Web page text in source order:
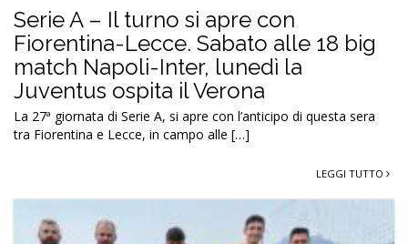
Serie A – Il turno si apre con
Fiorentina-Lecce. Sabato alle 18 big
match Napoli-Inter, lunedì la
Juventus ospita il Verona
La 27ª giornata di Serie A, si apre con l’anticipo di questa sera
tra Fiorentina e Lecce, in campo alle […]
LEGGI TUTTO